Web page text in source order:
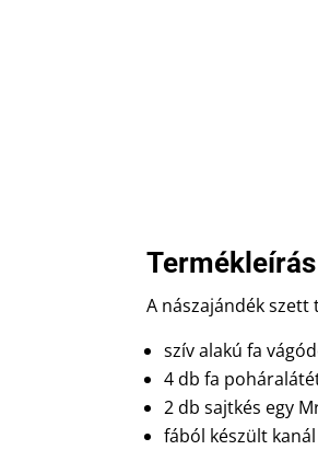
Termékleírás
A nászajándék szett
szív alakú fa
4 db fa
2 db sajtkés egy
fából készült